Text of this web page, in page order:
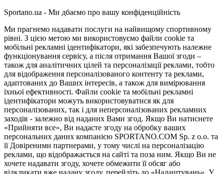
Sportano.ua - Ми дбаємо про вашу конфіденційність
Ми прагнемо надавати послуги на найвищому спортивному
рівні. З цією метою ми використовуємо файли cookie та
мобільні рекламні ідентифікатори, які забезпечують належне
функціонування сервісу, а після отримання Вашої згоди –
також для аналітичних цілей та персоналізації реклами, тобто
для відображення персоналізованого контенту та реклами,
адаптованих до Ваших інтересів, а також для вимірювання
їхньої ефективності. Файли cookie та мобільні рекламні
ідентифікатори можуть використовуватися як для
персоналізованих, так і для неперсоналізованих рекламних
заходів - залежно від наданих Вами згод. Якщо Ви натиснете
«Прийняти все», Ви надасте згоду на обробку ваших
персональних даних компанією SPORTANO.COM Sp. z o.o. та
її Довіреними партнерами, у тому числі на персоналізацію
реклами, що відображається на сайті та поза ним. Якщо Ви не
хочете надавати згоду, хочете обмежити її обсяг або
відкликати вже надану згоду, перейдіть до «Налаштувань». У